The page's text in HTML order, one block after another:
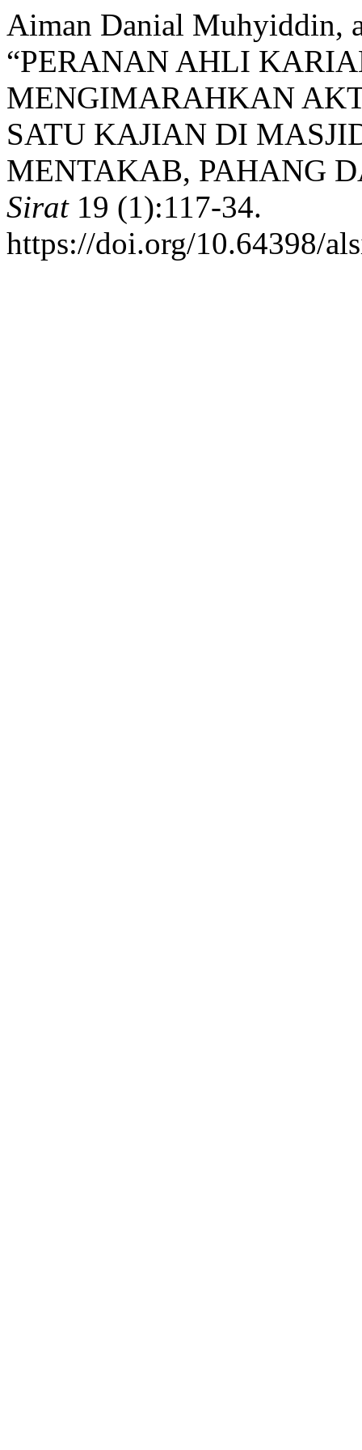
Aiman Danial Muhyiddin,
“PERANAN AHLI
MENGIMARAHKAN
SATU KAJIAN DI
MENTAKAB, PAHANG
Sirat19 (1):117-34.
https://doi.org/10.64398/